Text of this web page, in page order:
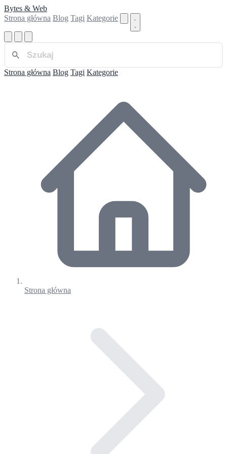
Bytes & Web
Strona główna Blog Tagi Kategorie
Strona główna Blog Tagi Kategorie
Strona główna